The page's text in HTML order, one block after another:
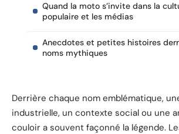
Quand la moto s’invite dans la
populaire et les médias
Anecdotes et petites histoires
noms mythiques
Derrière chaque nom emblématique,
industrielle, un contexte social ou une
couloir a souvent façonné la légende.